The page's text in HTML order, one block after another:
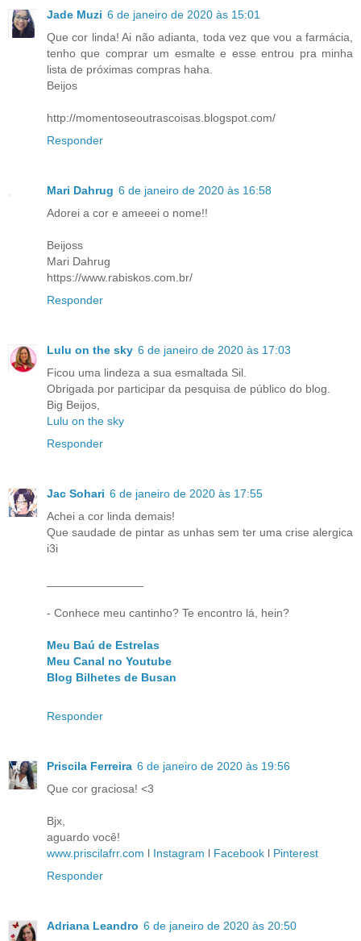
Jade Muzi 6 de janeiro de 2020 às 15:01
Que cor linda! Ai não adianta, toda vez que vou a farmácia,
tenho que comprar um esmalte e esse entrou pra minha
lista de próximas compras haha.
Beijos
http://momentoseoutrascoisas.blogspot.com/
Responder
Mari Dahrug 6 de janeiro de 2020 às 16:58
Adorei a cor e ameeei o nome!!
Beijoss
Mari Dahrug
https://www.rabiskos.com.br/
Responder
Lulu on the sky 6 de janeiro de 2020 às 17:03
Ficou uma lindeza a sua esmaltada Sil.
Obrigada por participar da pesquisa de público do blog.
Big Beijos,
Lulu on the sky
Responder
Jac Sohari 6 de janeiro de 2020 às 17:55
Achei a cor linda demais!
Que saudade de pintar as unhas sem ter uma crise alergica
i3i
- Conhece meu cantinho? Te encontro lá, hein?
Meu Baú de Estrelas
Meu Canal no Youtube
Blog Bilhetes de Busan
Responder
Priscila Ferreira 6 de janeiro de 2020 às 19:56
Que cor graciosa! <3
Bjx,
aguardo você!
www.priscilafrr.com l Instagram l Facebook l Pinterest
Responder
Adriana Leandro 6 de janeiro de 2020 às 20:50